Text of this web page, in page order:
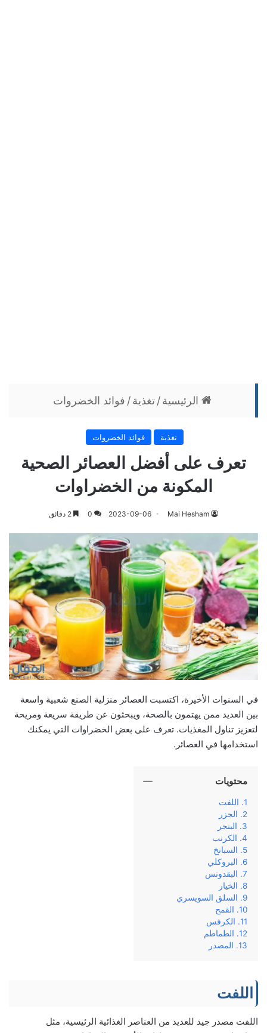
الرئيسية / تغذية / فوائد الخضروات
تغذية فوائد الخضروات
تعرف على أفضل العصائر الصحية
المكونة من الخضراوات
Mai Hesham
2023-09-06
0
في السنوات الأخيرة، اكتسبت العصائر منزلية الصنع شعبية واسعة
بين العديد ممن يهتمون بالصحة، ويبحثون عن طريقة سريعة ومريحة
لتعزيز تناول المغذيات. تعرف على بعض الخضراوات التي يمكنك
استخدامها في العصائر.
محتويات
اللفت
الجزر
البنجر
الكرنب
السبانخ
البروكلي
البقدونس
الخيار
السلق السويسري
القمح
الكرفس
الطماطم
المصدر
اللفت
اللفت مصدر جيد للعديد من العناصر الغذائية الرئيسية، مثل